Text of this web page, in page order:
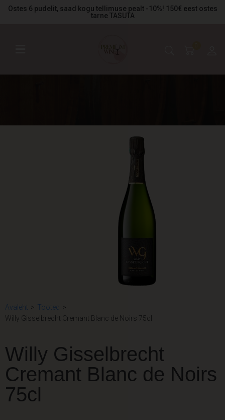
Ostes 6 pudelit, saad kogu tellimuse pealt -10%! 150€ eest ostes
tarne TASUTA
Avaleht > Tooted >
Willy Gisselbrecht Cremant Blanc de Noirs 75cl
Willy Gisselbrecht
Cremant Blanc de Noirs
75cl